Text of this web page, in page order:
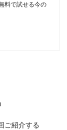
料で試せる今の
ご紹介する